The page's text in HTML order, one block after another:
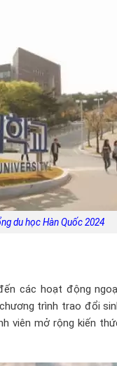
du học Hàn Quốc 2024
các hoạt động
trình trao đổi
viên mở rộng kiến